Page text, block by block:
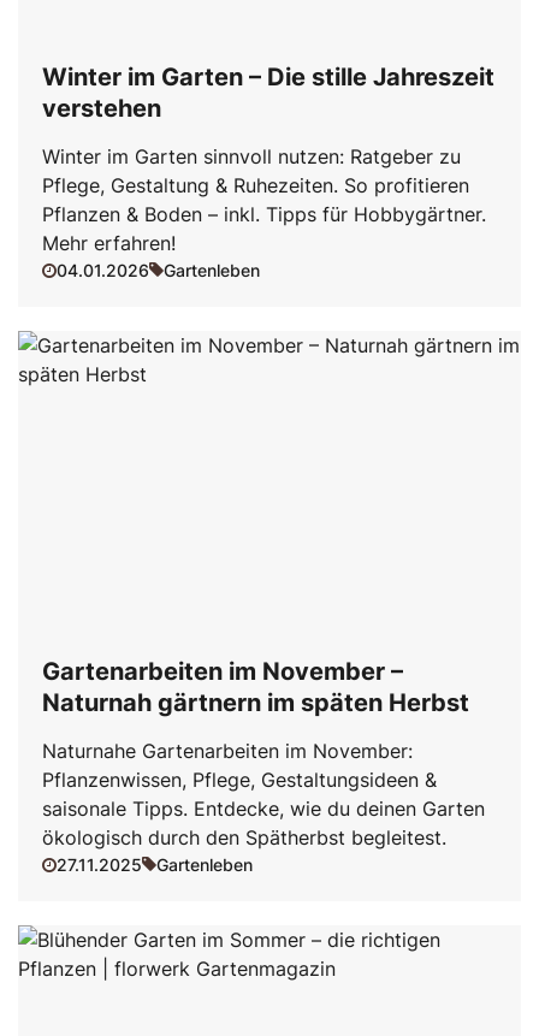
Winter im Garten – Die stille Jahreszeit
verstehen
Winter im Garten sinnvoll nutzen: Ratgeber zu
Pflege, Gestaltung & Ruhezeiten. So profitieren
Pflanzen & Boden – inkl. Tipps für Hobbygärtner.
Mehr erfahren!
04.01.2026 Gartenleben
Gartenarbeiten im November –
Naturnah gärtnern im späten Herbst
Naturnahe Gartenarbeiten im November:
Pflanzenwissen, Pflege, Gestaltungsideen &
saisonale Tipps. Entdecke, wie du deinen Garten
ökologisch durch den Spätherbst begleitest.
27.11.2025 Gartenleben